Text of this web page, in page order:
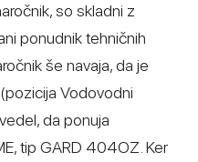
so skladni z
ponudnik tehničnih
še navaja, da je
Vodovodni
da ponuja
tip GARD 404OZ. Ker